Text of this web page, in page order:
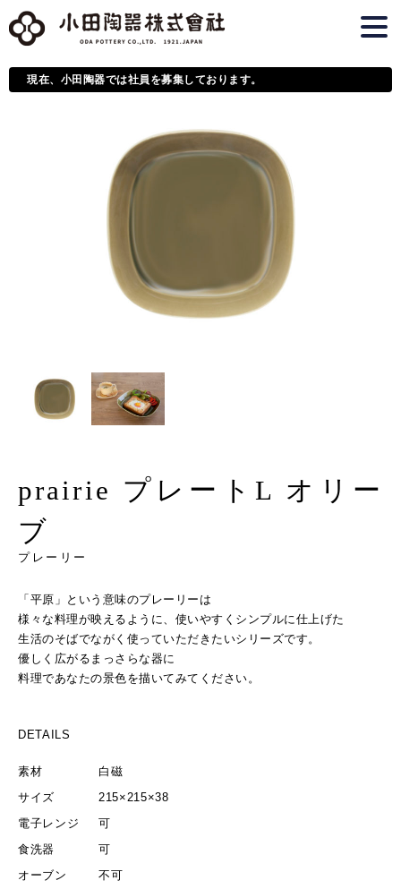
現在、小田陶器では社員を募集しております。
prairie プレートL オリー
ブ
プレーリー
「平原」という意味のプレーリーは
様々な料理が映えるように、使いやすくシンプルに仕上げた
生活のそばでながく使っていただきたいシリーズです。
優しく広がるまっさらな器に
料理であなたの景色を描いてみてください。
DETAILS
素材
白磁
サイズ
215×215×38
電子レンジ
可
食洗器
可
オーブン
不可